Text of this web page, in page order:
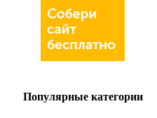
Популярные категории